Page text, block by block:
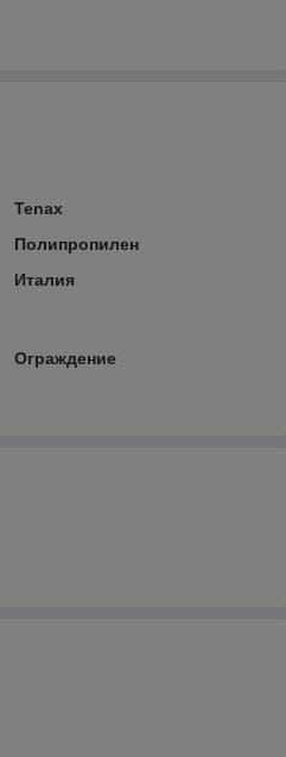
Tenax
Полипропилен
Италия
Ограждение